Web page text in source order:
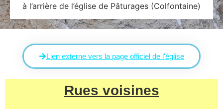
à l’arrière de l’église de Pâturages (Colfontaine)
Lien externe vers la page officiel de l'église
Rues voisines